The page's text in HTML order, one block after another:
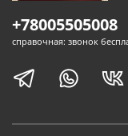
+78005505008
справочная: звонок